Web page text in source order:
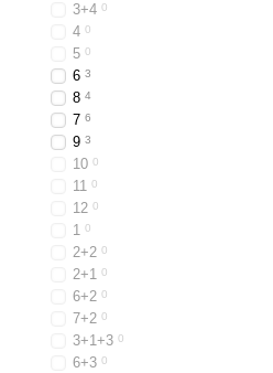
3+4 0
4 0
5 0
6 3
8 4
7 6
9 3
10 0
11 0
12 0
1 0
2+2 0
2+1 0
6+2 0
7+2 0
3+1+3 0
6+3 0